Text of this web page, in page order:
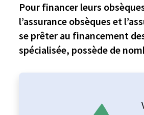
Pour financer leurs
l’assurance obsèques et
se prêter au financement
spécialisée, possède de